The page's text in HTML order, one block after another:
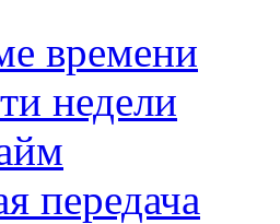
времени
недели
передача